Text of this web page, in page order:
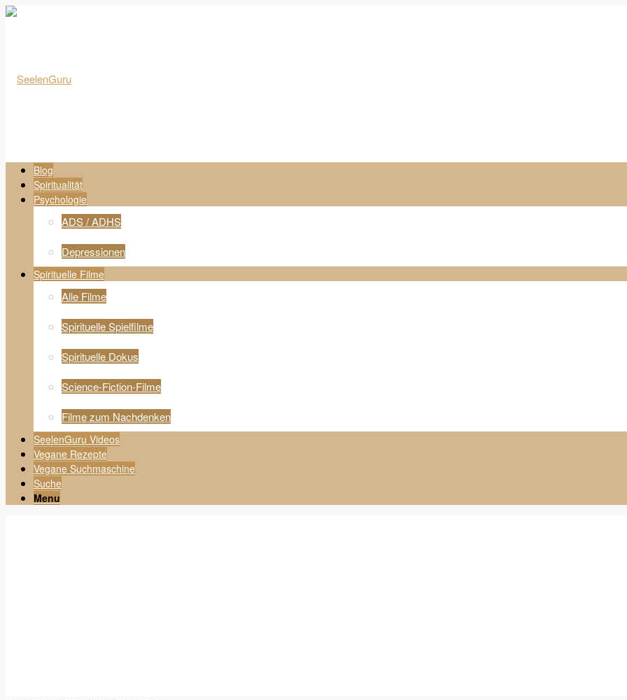
Blog
Spiritualität
Psychologie
ADS / ADHS
Depressionen
Spirituelle Filme
Alle Filme
Spirituelle Spielfilme
Spirituelle Dokus
Science-Fiction-Filme
Filme zum Nachdenken
SeelenGuru Videos
Vegane Rezepte
Vegane Suchmaschine
Suche
Menu